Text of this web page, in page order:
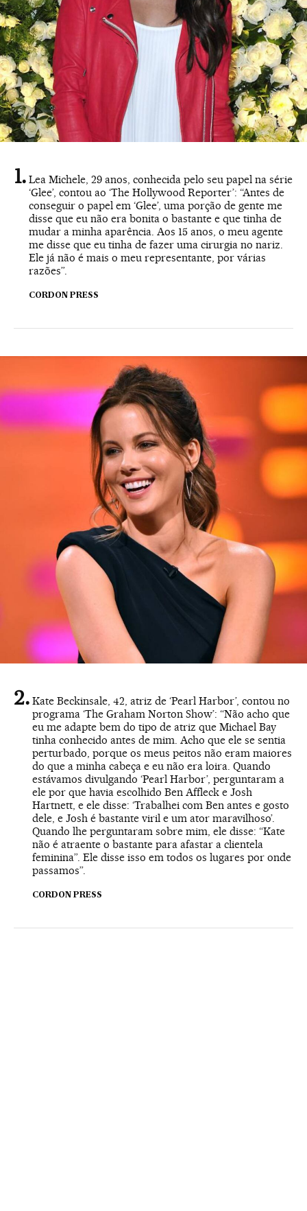
Lea Michele, 29 anos, conhecida pelo seu papel na série
‘Glee’, contou ao ‘The Hollywood Reporter’: “Antes de
conseguir o papel em ‘Glee’, uma porção de gente me
disse que eu não era bonita o bastante e que tinha de
mudar a minha aparência. Aos 15 anos, o meu agente
me disse que eu tinha de fazer uma cirurgia no nariz.
Ele já não é mais o meu representante, por várias
razões”.
CORDON PRESS
Kate Beckinsale, 42, atriz de ‘Pearl Harbor’, contou no
programa ‘The Graham Norton Show’: “Não acho que
eu me adapte bem do tipo de atriz que Michael Bay
tinha conhecido antes de mim. Acho que ele se sentia
perturbado, porque os meus peitos não eram maiores
do que a minha cabeça e eu não era loira. Quando
estávamos divulgando ‘Pearl Harbor’, perguntaram a
ele por que havia escolhido Ben Affleck e Josh
Hartnett, e ele disse: ‘Trabalhei com Ben antes e gosto
dele, e Josh é bastante viril e um ator maravilhoso’.
Quando lhe perguntaram sobre mim, ele disse: “Kate
não é atraente o bastante para afastar a clientela
feminina”. Ele disse isso em todos os lugares por onde
passamos”.
CORDON PRESS